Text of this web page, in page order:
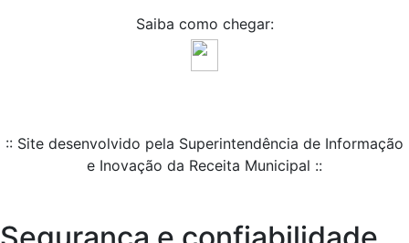
Saiba como chegar:
:: Site desenvolvido pela Superintendência de Informação
e Inovação da Receita Municipal ::